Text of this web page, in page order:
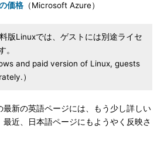
価格 （Microsoft Azure）
版Linuxでは、ゲストには別途ライセ
。
and paid version of Linux, guests
）
新の英語ページには、もう少し詳しい
近、日本語ページにもようやく反映さ